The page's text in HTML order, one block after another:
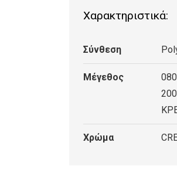
TERRA
Χαρακτηριστικά:
Σύνθεση
Μέγεθος
Χρώμα